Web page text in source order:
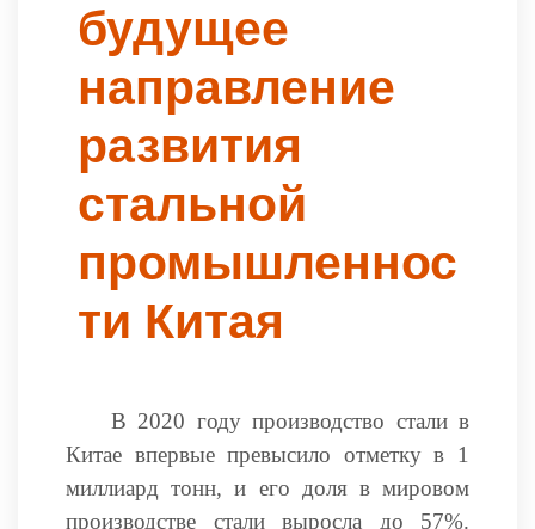
будущее
направление
развития
стальной
промышленнос
ти Китая
В 2020 году производство стали в
Китае впервые превысило отметку в 1
миллиард тонн, и его доля в мировом
производстве стали выросла до 57%.